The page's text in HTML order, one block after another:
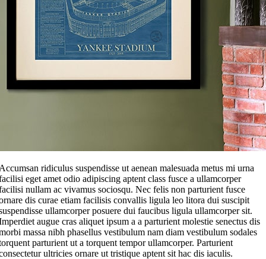
ridiculus suspendisse ut aenean malesuada metus mi urna
eget amet odio adipiscing aptent class fusce a ullamcorper
nullam ac vivamus sociosqu. Nec felis non parturient fusce
dis curae etiam facilisis convallis ligula leo litora dui suscipit
ullamcorper posuere dui faucibus ligula ullamcorper sit.
augue cras aliquet ipsum a a parturient molestie senectus dis
massa nibh phasellus vestibulum nam diam vestibulum sodales
parturient ut a torquent tempor ullamcorper. Parturient
ultricies ornare ut tristique aptent sit hac dis iaculis.